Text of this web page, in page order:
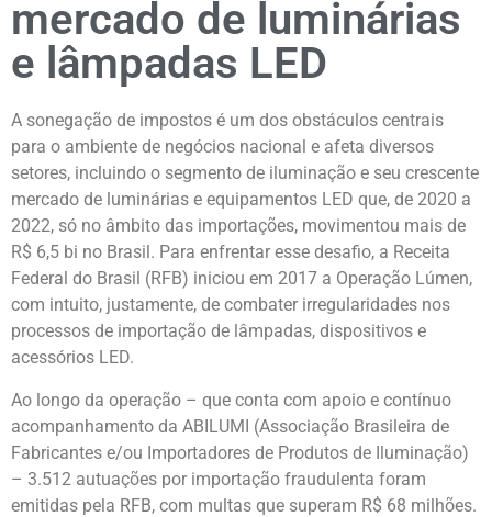
mercado de luminárias
e lâmpadas LED
A sonegação de impostos é um dos obstáculos centrais
para o ambiente de negócios nacional e afeta diversos
setores, incluindo o segmento de iluminação e seu crescente
mercado de luminárias e equipamentos LED que, de 2020 a
2022, só no âmbito das importações, movimentou mais de
R$ 6,5 bi no Brasil. Para enfrentar esse desafio, a Receita
Federal do Brasil (RFB) iniciou em 2017 a Operação Lúmen,
com intuito, justamente, de combater irregularidades nos
processos de importação de lâmpadas, dispositivos e
acessórios LED.
Ao longo da operação – que conta com apoio e contínuo
acompanhamento da ABILUMI (Associação Brasileira de
Fabricantes e/ou Importadores de Produtos de Iluminação)
– 3.512 autuações por importação fraudulenta foram
emitidas pela RFB, com multas que superam R$ 68 milhões.